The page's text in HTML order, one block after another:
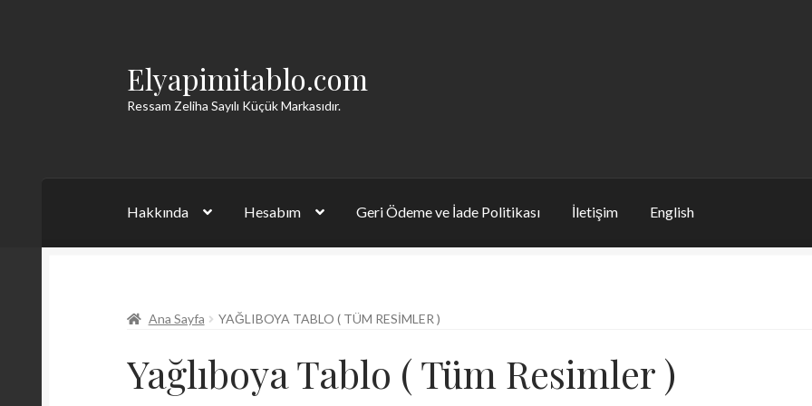
Dolaşıma
geç
İçeriğe
geç
Elyapimitablo.com
Ressam Zeliha Sayılı Küçük Markasıdır.
Hakkında Hesabım Geri Ödeme ve İade Politikası İletişim English
Ana Sayfa YAĞLIBOYA TABLO ( TÜM RESIMLER )
Yağlıboya Tablo ( Tüm Resimler )